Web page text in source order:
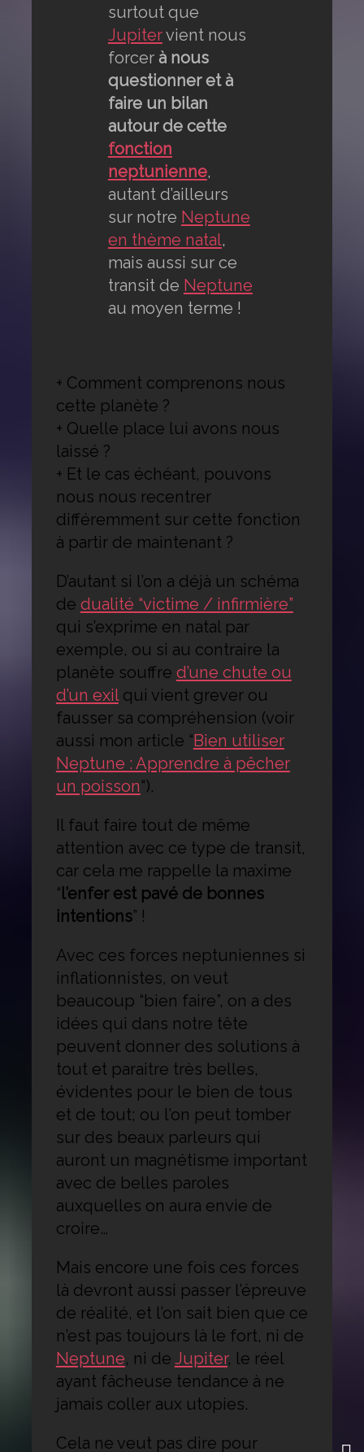
surtout que
Jupitervient nous
forcer à nous
questionner et à
faire un bilan
autour de cette
fonction
neptunienne,
autant d’ailleurs
sur notre Neptune
en thème natal,
mais aussi sur ce
transit de Neptune
au moyen terme !
+ Comment comprenons nous
cette planète ?
+ Quelle place lui avons nous
laissé ?
+ Et le cas échéant, pouvons
nous nous recentrer
différemment sur cette fonction
à partir de maintenant ?
D’autant si l’on a déjà un schéma
de dualité “victime / infirmière”
qui s’exprime en natal par
exemple, ou si au contraire la
planète souffre d’une chute ou
d’un exilqui vient grever ou
fausser sa compréhension (voir
aussi mon article “Bien utiliser
Neptune : Apprendre à pêcher
un poisson“).
Il faut faire tout de même
attention avec ce type de transit,
car cela me rappelle la maxime
“l’enfer est pavé de bonnes
intentions” !
Avec ces forces neptuniennes si
inflationnistes, on veut
beaucoup “bien faire”, on a des
idées qui dans notre tête
peuvent donner des solutions à
tout et paraitre très belles,
évidentes pour le bien de tous
et de tout; ou l’on peut tomber
sur des beaux parleurs qui
auront un magnétisme important
avec de belles paroles
auxquelles on aura envie de
croire…
Mais encore une fois ces forces
là devront aussi passer l’épreuve
de réalité, et l’on sait bien que ce
n’est pas toujours là le fort, ni de
Neptune, ni de Jupiter, le réel
ayant fâcheuse tendance à ne
jamais coller aux utopies.
Cela ne veut pas dire pour